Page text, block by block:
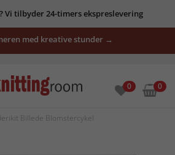
Vi tilbyder 24-timers ekspreslevering
med kreative stunder →
0 0
Billede Blomstercykel